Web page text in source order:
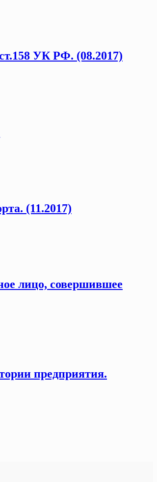
УК РФ. (08.2017)
(11.2017)
лицо, совершившее
предприятия.